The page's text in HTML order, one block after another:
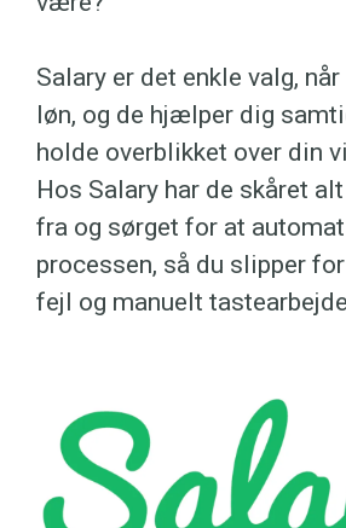
Salary er det enkle valg,
løn, og de hjælper dig
holde overblikket over din
Hos Salary har de skåret
fra og sørget for at
processen, så du slipper
fejl og manuelt